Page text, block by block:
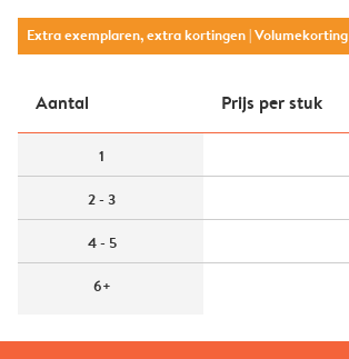
Extra exemplaren, extra kortingen| Volumekorting
Aantal Prijs per stuk
1
2 - 3
4 - 5
6+